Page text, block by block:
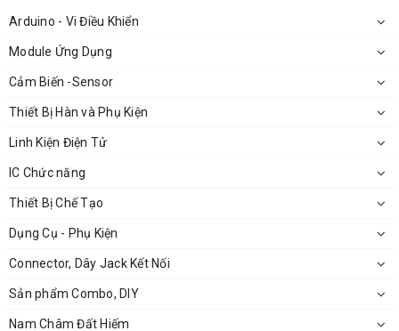
Loại 1: Đầu kẹp cho động cơ mô tơ trục 2mm gồm 2 loại
Loại 2: Đầu kẹp cho động cơ mô tơ trục 2.3mm gồm
3 loại
2315: có thể kẹp mũi khoan từ 0,8-1,5mm
2325: có thể kẹp mũi khoan từ 1,5-2,5mm
Arduino - Vi Điều Khiển
Module Ứng Dụng
Cảm Biến -Sensor
Thiết Bị Hàn và Phụ Kiện
Linh Kiện Điện Tử
IC Chức năng
Thiết Bị Chế Tạo
Dụng Cụ - Phụ Kiện
Connector, Dây Jack Kết Nối
Sản phẩm Combo, DIY
Nam Châm Đất Hiếm